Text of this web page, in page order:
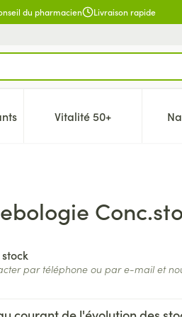
du pharmacien Livraison rapide
hygièneRégime, alimentation &
le sous-menu pour la catégorie
Vitalité 50+Afficher le sous-
par téléphone ou par e-mail et